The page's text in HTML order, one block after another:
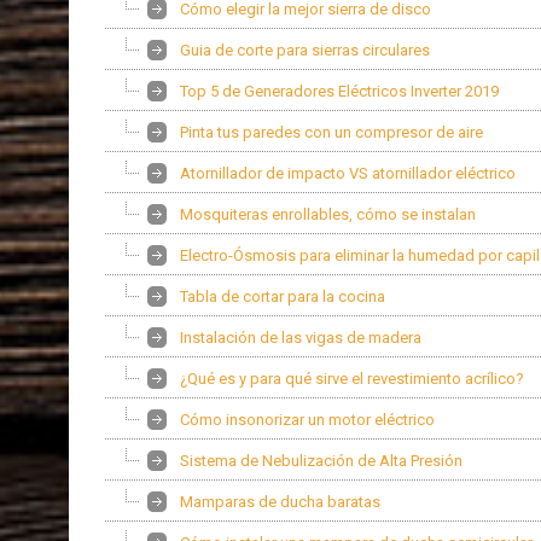
Cómo elegir la mejor sierra de disco
Guia de corte para sierras circulares
Top 5 de Generadores Eléctricos Inverter 2019
Pinta tus paredes con un compresor de aire
Atornillador de impacto VS atornillador eléctrico
Mosquiteras enrollables, cómo se instalan
Electro-Ósmosis para eliminar la humedad por
Tabla de cortar para la cocina
Instalación de las vigas de madera
¿Qué es y para qué sirve el revestimiento acrílico?
Cómo insonorizar un motor eléctrico
Sistema de Nebulización de Alta Presión
Mamparas de ducha baratas